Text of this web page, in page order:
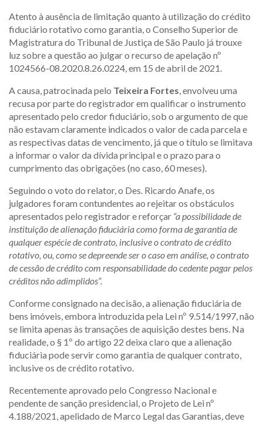
Atento à ausência de limitação quanto à utilização do crédito
fiduciário rotativo como garantia, o Conselho Superior de
Magistratura do Tribunal de Justiça de São Paulo já trouxe
luz sobre a questão ao julgar o recurso de apelação nº
1024566-08.2020.8.26.0224, em 15 de abril de 2021.
A causa, patrocinada pelo Teixeira Fortes, envolveu uma
recusa por parte do registrador em qualificar o instrumento
apresentado pelo credor fiduciário, sob o argumento de que
não estavam claramente indicados o valor de cada parcela e
as respectivas datas de vencimento, já que o título se limitava
a informar o valor da dívida principal e o prazo para o
cumprimento das obrigações (no caso, 60 meses).
Seguindo o voto do relator, o Des. Ricardo Anafe, os
julgadores foram contundentes ao rejeitar os obstáculos
apresentados pelo registrador e reforçar “a possibilidade de
instituição de alienação fiduciária como forma de garantia de
qualquer espécie de contrato, inclusive o contrato de crédito
rotativo, ou, como se depreende ser o caso em análise, o contrato
de cessão de crédito com responsabilidade do cedente pagar pelos
créditos não adimplidos”.
Conforme consignado na decisão, a alienação fiduciária de
bens imóveis, embora introduzida pela Lei nº 9.514/1997, não
se limita apenas às transações de aquisição destes bens. Na
realidade, o § 1º do artigo 22 deixa claro que a alienação
fiduciária pode servir como garantia de qualquer contrato,
inclusive os de crédito rotativo.
Recentemente aprovado pelo Congresso Nacional e
pendente de sanção presidencial, o Projeto de Lei nº
4.188/2021, apelidado de Marco Legal das Garantias, deve